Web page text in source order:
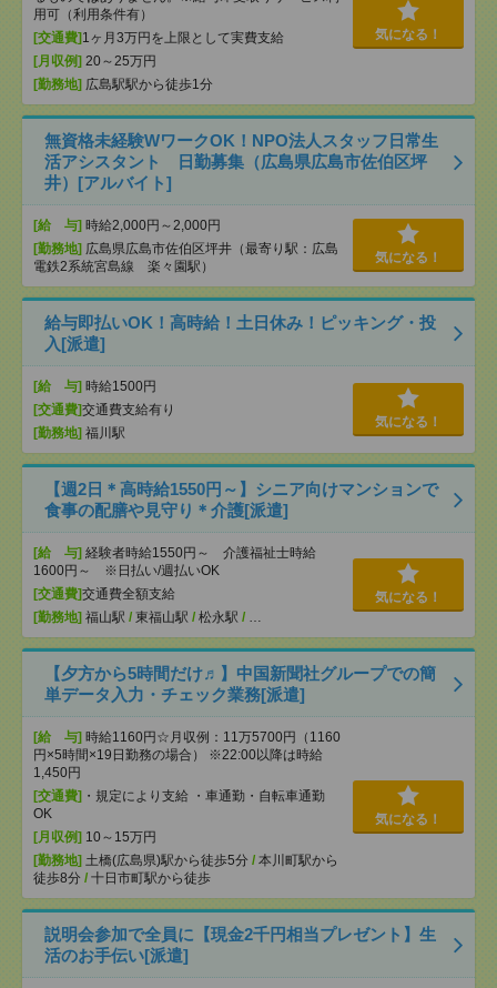
用可（利用条件有）
[交通費] 1ヶ月3万円を上限として実費支給
[月収例] 20～25万円
[勤務地] 広島駅駅から徒歩1分
気になる！
無資格未経験WワークOK！NPO法人スタッフ日常生
活アシスタント 日勤募集（広島県広島市佐伯区坪
井）[アルバイト]
[給 与] 時給2,000円～2,000円
[勤務地] 広島県広島市佐伯区坪井（最寄り駅：広島
電鉄2系統宮島線 楽々園駅）
気になる！
給与即払いOK！高時給！土日休み！ピッキング・投
入[派遣]
[給 与] 時給1500円
[交通費]交通費支給有り
[勤務地] 福川駅
気になる！
【週2日＊高時給1550円～】シニア向けマンションで
食事の配膳や見守り＊介護[派遣]
[給 与] 経験者時給1550円～ 介護福祉士時給
1600円～ ※日払い/週払いOK
[交通費]交通費全額支給
[勤務地] 福山駅 / 東福山駅 / 松永駅 / …
気になる！
【夕方から5時間だけ♬】中国新聞社グループでの簡
単データ入力・チェック業務[派遣]
[給 与] 時給1160円☆月収例：11万5700円（1160
円×5時間×19日勤務の場合） ※22:00以降は時給
1,450円
[交通費] ・規定により支給 ・車通勤・自転車通勤
OK
[月収例] 10～15万円
[勤務地] 土橋(広島県)駅から徒歩5分 / 本川町駅から
徒歩8分 / 十日市町駅から徒歩
気になる！
説明会参加で全員に【現金2千円相当プレゼント】生
活のお手伝い[派遣]